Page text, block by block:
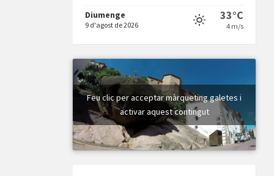
Vigília pasqual
Minicims
Diumenge
9 d'agost de 2026
33°C
4 m/s
Feu clic per acceptar màrqueting galetes i
activar aquest contingut